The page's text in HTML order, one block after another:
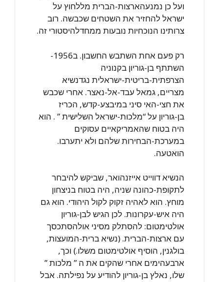
ועל כן נמנעהארצות-הברית מללחוץ על
ישראל להחזיר את השטחים שכבשה. רוב
צרותינו הנוכחיות נובעות ממחדלהיסטורי זה.
רק פעם אחת השתבש החשבון. ב1956-
השתתף בן-גוריון בקנוניה
הצרפתית-בריטית-ישראלית נגדנשיא
מצריים, גמאל עבד-אל-נאצר. אחרי שכבש
את חצי-האי סיני במיבצע-קדש, הכריז
בן-גוריון על “מלכות-ישראל השלישית ” . הוא
היה בטוח שהאמריקאיים עסוקים
במערכת-הבחירות שלהם ולא יתערבו.
הואטעה.
הנשיא דווייט אייזנהואר, שביקש להיבחר
לתקופת-כהונה שניה, היה בטוח בניצחון
מוחץ. הוא לאהיה זקוק לקול היהודי. הוא גם
היה איש-עקרונות. לכן הגיש לבן-גוריון
אולטימטום: להסתלק מסיני אולהסתכסך
עם ארצות-הברית. (נשיא ברית-המועצות,
בולגנין, הוסיף אולטימטום משלו.) וכך,
ארבעהימים אחרי שהקים את ה ” מלכות ”
שלו, נאלץ בן-גוריון להודיע על נפילתה. אבל